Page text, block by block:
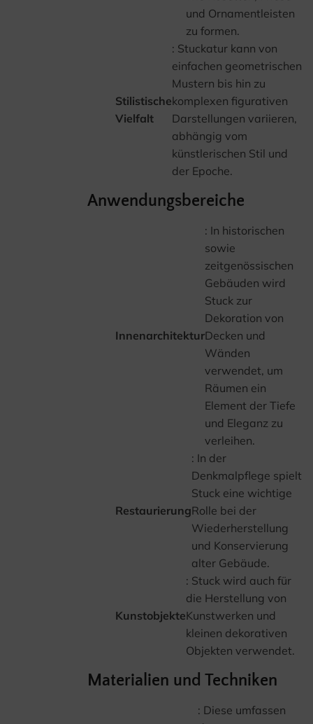
und Ornamentleisten
zu formen.
Stilistische
Vielfalt
: Stuckatur kann von
einfachen geometrischen
Mustern bis hin zu
komplexen figurativen
Darstellungen variieren,
abhängig vom
künstlerischen Stil und
der Epoche.
Anwendungsbereiche
Innenarchitektur
: In historischen
sowie
zeitgenössischen
Gebäuden wird
Stuck zur
Dekoration von
Decken und
Wänden
verwendet, um
Räumen ein
Element der Tiefe
und Eleganz zu
verleihen.
Restaurierung
: In der
Denkmalpflege spielt
Stuck eine wichtige
Rolle bei der
Wiederherstellung
und Konservierung
alter Gebäude.
Kunstobjekte
: Stuck wird auch für
die Herstellung von
Kunstwerken und
kleinen dekorativen
Objekten verwendet.
Materialien und Techniken
: Diese umfassen